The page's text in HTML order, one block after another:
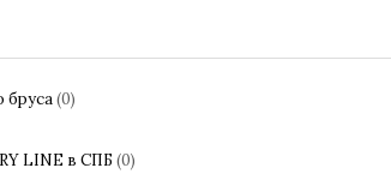
бруса(0)
LINE в СПБ (0)